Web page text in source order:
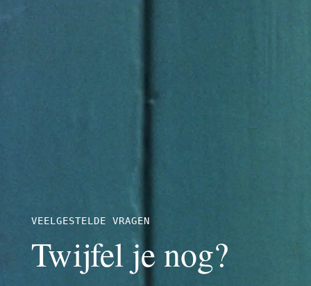
VEELGESTELDE VRAGEN
Twijfel je nog?